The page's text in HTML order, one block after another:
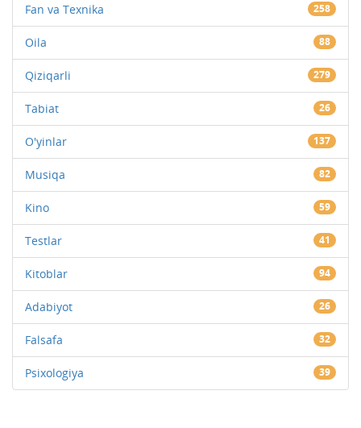
Fan va Texnika 258
Oila 88
Qiziqarli 279
Tabiat 26
O'yinlar 137
Musiqa 82
Kino 59
Testlar 41
Kitoblar 94
Adabiyot 26
Falsafa 32
Psixologiya 39